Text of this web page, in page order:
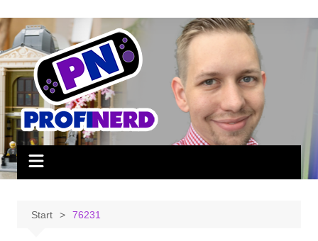
Inhalt
springen
Start 76231